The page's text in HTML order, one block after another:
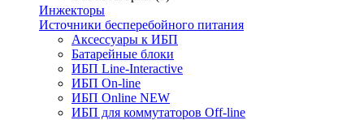
Инжекторы
Источники бесперебойного питания
Аксессуары к ИБП
Батарейные блоки
ИБП Line-Interactive
ИБП On-line
ИБП Online NEW
ИБП для коммутаторов Off-line